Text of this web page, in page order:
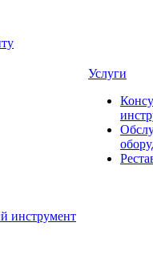
инструмент
Услуги